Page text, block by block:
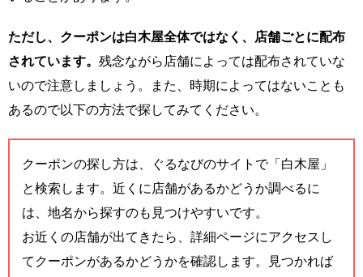
ただし、クーポンは白木屋全体ではなく、店舗ごとに配布
されています。 残念ながら店舗によっては配布されていな
いので注意しましょう。また、時期によってはないことも
あるので以下の方法で探してみてください。
クーポンの探し方は、ぐるなびのサイトで「白木屋」
と検索します。近くに店舗があるかどうか調べるに
は、地名から探すのも見つけやすいです。
お近くの店舗が出てきたら、詳細ページにアクセスし
てクーポンがあるかどうかを確認します。見つかれば